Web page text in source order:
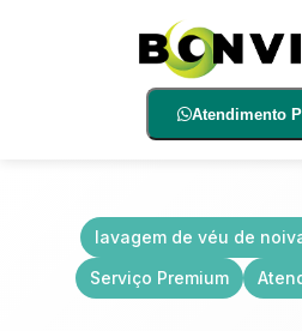
Atendimento
lavagem de véu de
Serviço Premium